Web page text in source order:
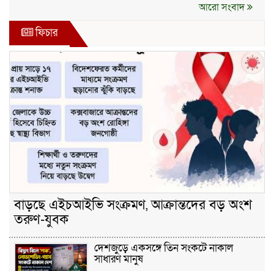
আরো সংবাদ
ফিচার
বাড়ছে এইচআইভি সংক্রমণ, আক্রান্তদের বড় অংশ
তরুণ-যুবক
দেশজুড়ে একসঙ্গে তিন সংকটে নাকাল
সাধারণ মানুষ